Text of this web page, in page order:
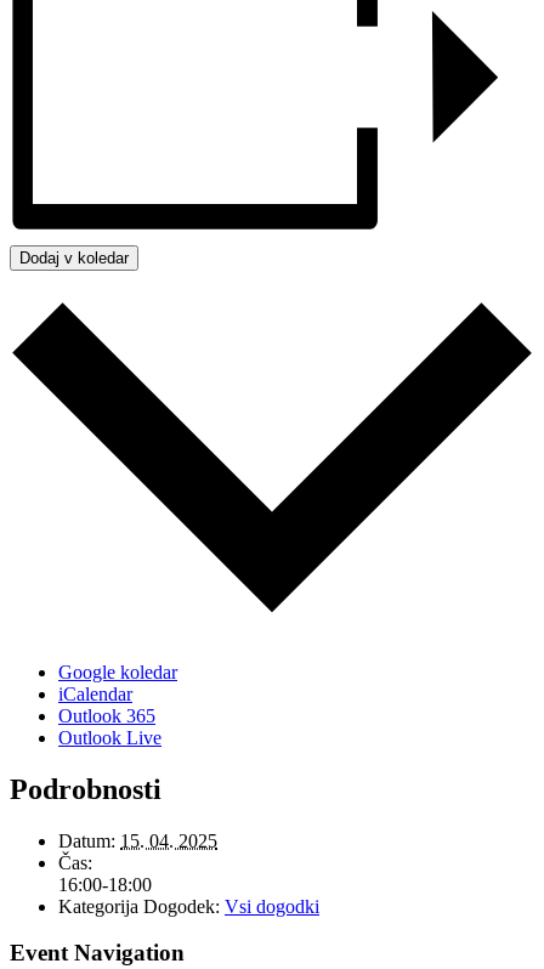
Dodaj v koledar
Google koledar
iCalendar
Outlook 365
Outlook Live
Podrobnosti
Datum: 15. 04. 2025
Čas:
16:00-18:00
Kategorija Dogodek: Vsi dogodki
Event Navigation